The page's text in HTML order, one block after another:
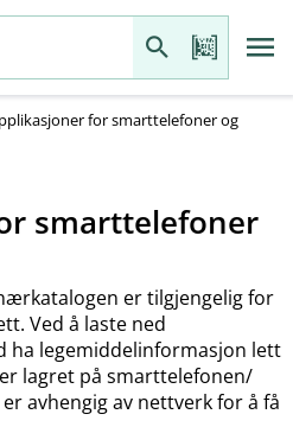
for smarttelefoner og
smarttelefoner
er tilgjengelig for
Ved å laste ned
ha legemiddelinformasjon lett
lagret på smarttelefonen​/​
avhengig av nettverk for å få